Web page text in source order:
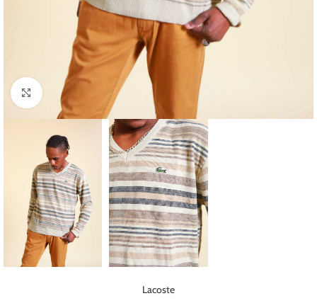
Klick zum Vergrößern
Lacoste